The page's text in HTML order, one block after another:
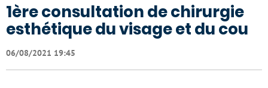
1ère consultation de chirurgie
esthétique du visage et du cou
06/08/2021 19:45